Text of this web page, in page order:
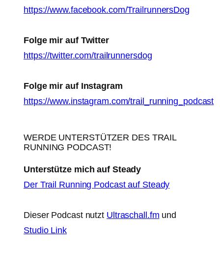
https://www.facebook.com/TrailrunnersDog
Folge mir auf Twitter
https://twitter.com/trailrunnersdog
Folge mir auf Instagram
https://www.instagram.com/trail_running_podcast
WERDE UNTERSTÜTZER DES TRAIL
RUNNING PODCAST!
Unterstütze mich auf Steady
Der Trail Running Podcast auf Steady
Dieser Podcast nutzt Ultraschall.fm und
Studio Link